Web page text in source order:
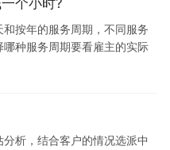
个小时?
按年的服务周期，不同服务
种服务周期要看雇主的实际
析，结合客户的情况选派中